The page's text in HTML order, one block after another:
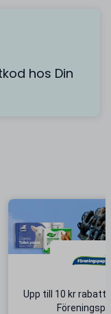
hos Din
Upp till 10 kr rabatt